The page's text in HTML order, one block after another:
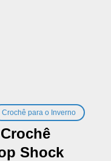
Crochê para o Inverno
Shock